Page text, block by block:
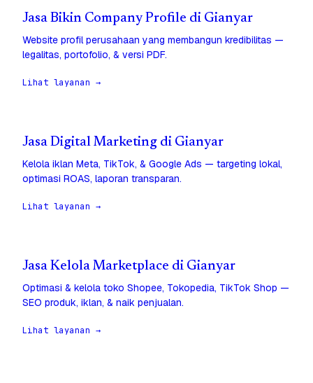
Jasa Bikin Company Profile di Gianyar
Website profil perusahaan yang membangun kredibilitas —
legalitas, portofolio, & versi PDF.
Lihat layanan →
Jasa Digital Marketing di Gianyar
Kelola iklan Meta, TikTok, & Google Ads — targeting lokal,
optimasi ROAS, laporan transparan.
Lihat layanan →
Jasa Kelola Marketplace di Gianyar
Optimasi & kelola toko Shopee, Tokopedia, TikTok Shop —
SEO produk, iklan, & naik penjualan.
Lihat layanan →